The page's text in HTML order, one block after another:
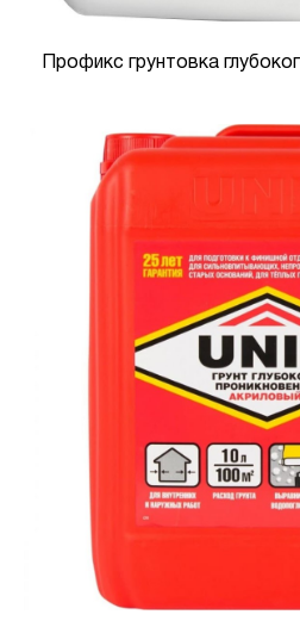
Профикс грунтовка